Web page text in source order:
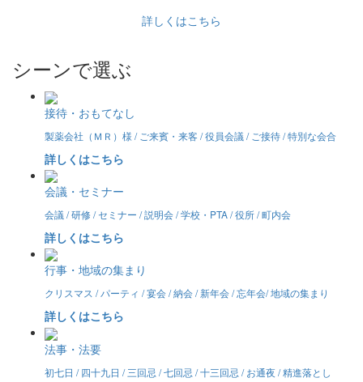
詳しくはこちら
シーンで選ぶ
接待・おもてなし
製薬会社（ＭＲ）様 / ご来賓・来客 / 役員会議 / ご接待 / 特別な会合
詳しくはこちら
会議・セミナー
会議 / 研修 / セミナー / 説明会 / 学校・PTA / 役所 / 町内会
詳しくはこちら
行事・地域の集まり
クリスマス / パーティ / 宴会 / 納会 / 新年会 / 忘年会/ 地域の集まり
詳しくはこちら
法事・法要
初七日 / 四十九日 / 三回忌 / 七回忌 / 十三回忌 / お通夜 / 精進落とし